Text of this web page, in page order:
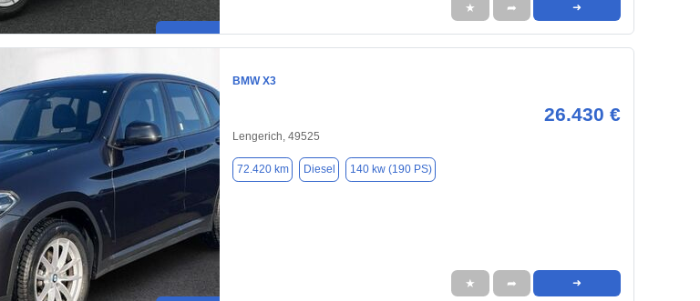
★ ➦ ➜
BMW X3
26.430 €
Lengerich, 49525
72.420 km Diesel 140 kw (190 PS)
★ ➦ ➜